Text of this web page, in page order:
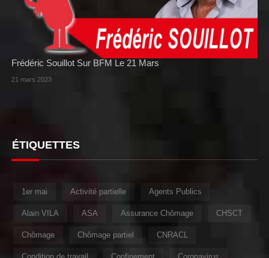
Frédéric Souillot Sur BFM Le 21 Mars
21 mars 2023
ÉTIQUETTES
1er mai Activité partielle Agents Publics
Alain VILA ASA Assurance Chômage CHSCT
Chômage Chômage partiel CNRACL